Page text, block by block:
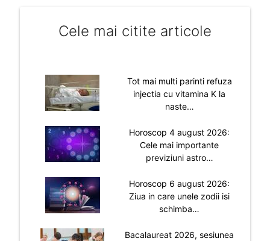
Cele mai citite articole
Tot mai multi parinti refuza
injectia cu vitamina K la
naste…
Horoscop 4 august 2026:
Cele mai importante
previziuni astro…
Horoscop 6 august 2026:
Ziua in care unele zodii isi
schimba…
Bacalaureat 2026, sesiunea